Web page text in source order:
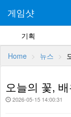
게임샷
기획
Home 뉴스
오늘의 꽃,
2026-05-15 14:00:31